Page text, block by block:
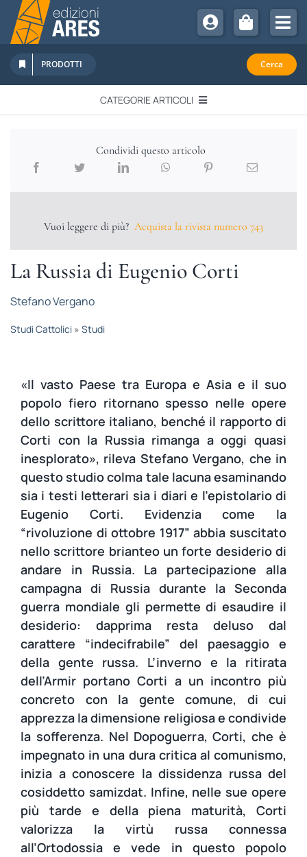
Salta
contenuto
Chi Siamo
Sostienici
Abbonamenti
Newsletter
Libri Ares
PRODOTTI Cerca
CATEGORIE ARTICOLI
QUADERNI MONOGRAFICI
RECENSIONI
Condividi questo articolo
Vuoi leggere di più? Acquista la rivista numero 743
La Russia di Eugenio Corti
Stefano Vergano
Studi Cattolici» Studi
«Il vasto Paese tra Europa e Asia e il suo
popolo fiero ritornano spesso nelle opere
dello scrittore italiano, benché il rapporto di
Corti con la Russia rimanga a oggi quasi
inesplorato», rileva Stefano Vergano, che in
questo studio colma tale lacuna esaminando
sia i testi letterari sia i diari e l’epistolario di
Eugenio Corti. Evidenzia come la
“rivoluzione di ottobre 1917” abbia suscitato
nello scrittore brianteo un forte desiderio di
andare in Russia. La partecipazione alla
campagna di Russia durante la Seconda
guerra mondiale gli permette di esaudire il
desiderio: dapprima resta deluso dal
carattere “indecifrabile” del paesaggio e
della gente russa. L’inverno e la ritirata
dell’Armir portano Corti a un incontro più
concreto con la gente comune, di cui
apprezza la dimensione religiosa e condivide
la sofferenza. Nel Dopoguerra, Corti, che è
impegnato in una dura critica al comunismo,
inizia a conoscere la dissidenza russa del
cosiddetto samizdat. Infine, nelle sue opere
più tarde e della piena maturità, Corti
valorizza la virtù russa connessa
all’Ortodossia e vede in questo popolo